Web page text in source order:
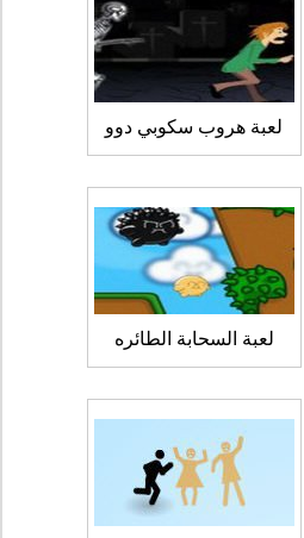
لعبة هروب سكوبي دوو
لعبة السحابة الطائره